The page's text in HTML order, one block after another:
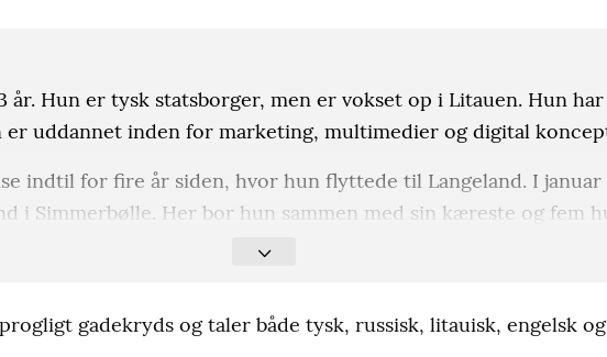
år. Hun er tysk statsborger, men er vokset op i Litauen. Hun
er uddannet inden for marketing, multimedier og digital
indtil for fire år siden, hvor hun flyttede til Langeland. I
i Simmerbølle. Her bor hun sammen med sin kæreste og fem
og driver en non-profit organisation, der giver
organisation på www.4belovedpaws.com
gadekryds og taler både tysk, russisk, litauisk, engelsk